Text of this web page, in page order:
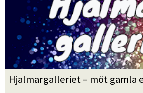
Hjalmargalleriet – möt gamla